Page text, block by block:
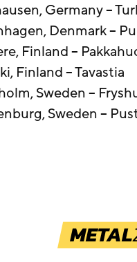
Germany –
Denmark –
Finland –
Finland – Tavastia
Sweden –
Sweden –